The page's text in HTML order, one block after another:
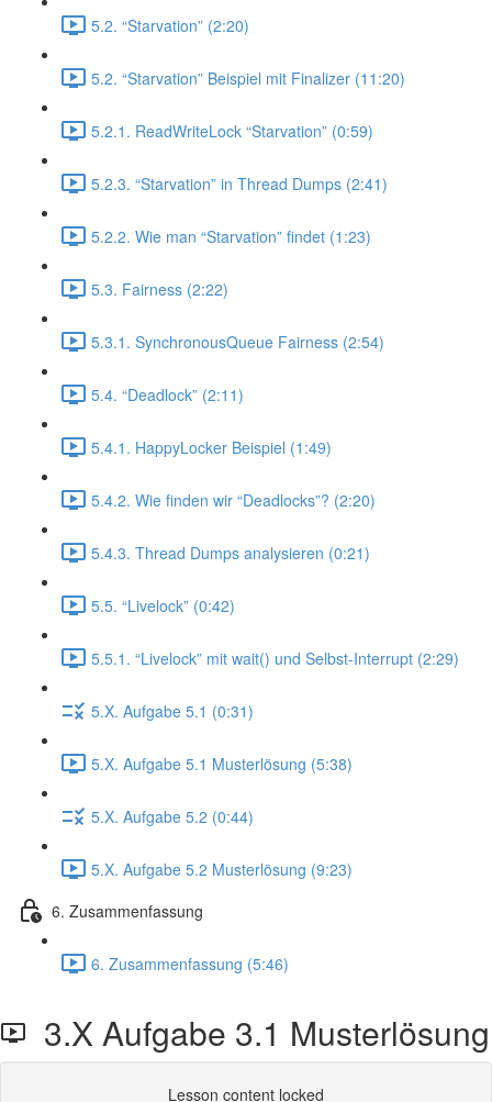
5.2. “Starvation” (2:20)
5.2. “Starvation” Beispiel mit Finalizer (11:20)
5.2.1. ReadWriteLock “Starvation” (0:59)
5.2.3. “Starvation” in Thread Dumps (2:41)
5.2.2. Wie man “Starvation” findet (1:23)
5.3. Fairness (2:22)
5.3.1. SynchronousQueue Fairness (2:54)
5.4. “Deadlock” (2:11)
5.4.1. HappyLocker Beispiel (1:49)
5.4.2. Wie finden wir “Deadlocks”? (2:20)
5.4.3. Thread Dumps analysieren (0:21)
5.5. “Livelock” (0:42)
5.5.1. “Livelock” mit wait() und Selbst-Interrupt (2:29)
5.X. Aufgabe 5.1 (0:31)
5.X. Aufgabe 5.1 Musterlösung (5:38)
5.X. Aufgabe 5.2 (0:44)
5.X. Aufgabe 5.2 Musterlösung (9:23)
6. Zusammenfassung
6. Zusammenfassung (5:46)
3.X Aufgabe 3.1 Musterlösung
Lesson content locked